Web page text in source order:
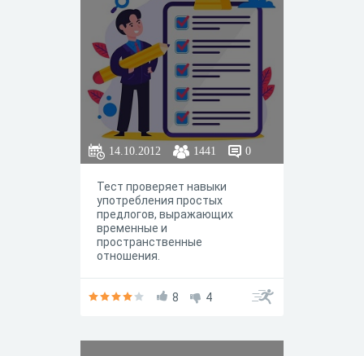
14.10.2012 1441 0
Тест проверяет навыки
употребления простых
предлогов, выражающих
временные и
пространственные
отношения.
8 4